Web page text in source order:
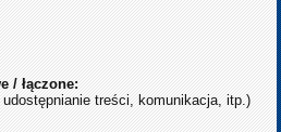
/ łączone:
treści, komunikacja, itp.)